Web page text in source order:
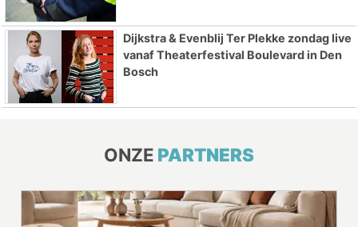
Dijkstra & Evenblij Ter Plekke zondag live
vanaf Theaterfestival Boulevard in Den
Bosch
ONZE PARTNERS